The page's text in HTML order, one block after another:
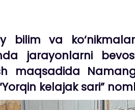
bilim va
jarayonlarni
maqsadida
kelajak sari”